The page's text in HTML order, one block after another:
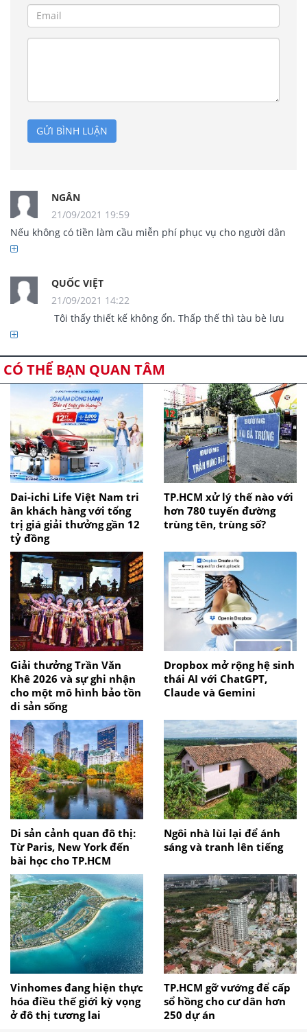
GỬI BÌNH LUẬN
NGÂN
21/09/2021 19:59
Nếu không có tiền làm cầu miễn phí phục vụ cho người dân
thì chờ chứ làm cầu BOT thì người dân nản lắm, cầu có đẹp
nhiêu xe cho các cây cầu khác. Chừng đó cầu là một địa điểm
kinh doanh thu tiền giống như các resort, các khu vui chơi,
giải trí. Và như vậy thì mất đi ý nghĩa của phát triển giao
thông, giảm ùn tắc.
QUỐC VIỆT
21/09/2021 14:22
thông làm sao?
CÓ THỂ BẠN QUAN TÂM
Dai-ichi Life Việt Nam tri
ân khách hàng với tổng
trị giá giải thưởng gần 12
tỷ đồng
TP.HCM xử lý thế nào với
hơn 780 tuyến đường
trùng tên, trùng số?
Giải thưởng Trần Văn
Khê 2026 và sự ghi nhận
cho một mô hình bảo tồn
di sản sống
Dropbox mở rộng hệ sinh
thái AI với ChatGPT,
Claude và Gemini
Di sản cảnh quan đô thị:
Từ Paris, New York đến
bài học cho TP.HCM
Ngôi nhà lùi lại để ánh
sáng và tranh lên tiếng
Vinhomes đang hiện thực
hóa điều thế giới kỳ vọng
ở đô thị tương lai
TP.HCM gỡ vướng để cấp
sổ hồng cho cư dân hơn
250 dự án